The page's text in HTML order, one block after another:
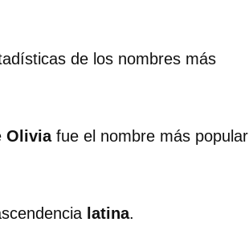
de los nombres más
Oliviafue el nombre más popular
latina.